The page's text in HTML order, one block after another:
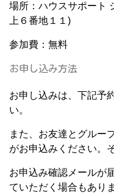
場所：ハウスサポート
上６番地１１)
参加費：無料
お申し込み方法
お申し込みは、下記予
い。
また、お友達とグルー
がお申込みください。
お申込み確認メールが
ていただく場合もあり